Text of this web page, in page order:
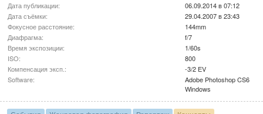
Дата публикации:
06.09.2014 в 07:12
Дата съёмки:
29.04.2007 в 23:43
Фокусное расстояние:
144mm
Диафрагма:
f/7
Время экспозиции:
1/60s
ISO:
800
Компенсация эксп.:
-3/2 EV
Software:
Adobe Photoshop CS6
Windows